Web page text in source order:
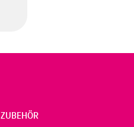
ZUBEHÖR